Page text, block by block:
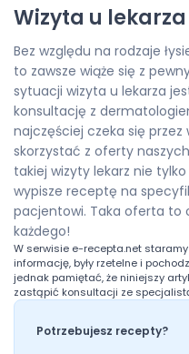
Wizyta u lekarza
Bez względu na rodzaje
to zawsze wiąże się z
sytuacji wizyta u lekarza
konsultację z
najczęściej czeka się
skorzystać z oferty
takiej wizyty lekarz nie
wypisze receptę na
pacjentowi. Taka oferta to
każdego!
W serwisie e-recepta.net
informację, były rzetelne i
jednak pamiętać, że niniejszy
zastąpić konsultacji ze
Potrzebujesz recepty?